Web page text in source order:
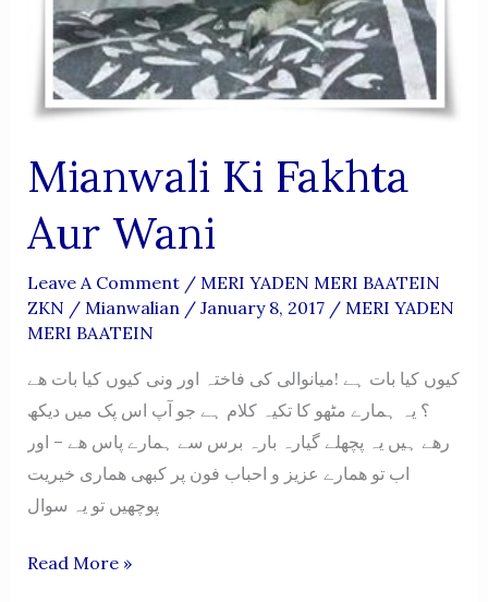
Mianwali Ki Fakhta
Aur Wani
Leave A Comment / MERI YADEN MERI BAATEIN
ZKN / Mianwalian / January 8, 2017 / MERI YADEN
MERI BAATEIN
کیوں کیا بات ہے !میانوالی کی فاختہ اور ونی کیوں کیا بات هے
؟ یہ ہمارے مٹھو کا تکیہ کلام ہے جو آپ اس پک میں دیکھ
رهے ہیں یہ پچھلے گیارہ بارہ برس سے ہمارے پاس هے – اور
اب تو همارے عزیز و احباب فون پر کبھی هماری خیریت
پوچهیں تو یہ سوال
Mianwali
Read More »